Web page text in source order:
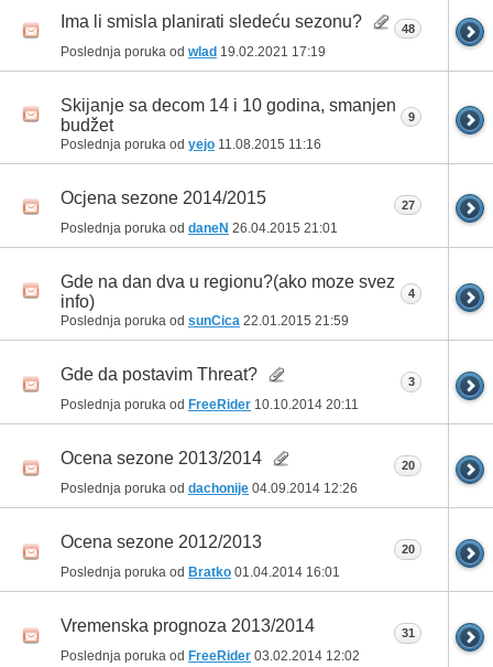
Ima li smisla planirati sledeću sezonu?
Poslednja poruka od wlad 19.02.2021 17:19
48
Skijanje sa decom 14 i 10 godina, smanjen
budžet
Poslednja poruka od yejo 11.08.2015 11:16
9
Ocjena sezone 2014/2015
Poslednja poruka od daneN 26.04.2015 21:01
27
Gde na dan dva u regionu?(ako moze svez
info)
Poslednja poruka od sunCica 22.01.2015 21:59
4
Gde da postavim Threat?
Poslednja poruka od FreeRider 10.10.2014 20:11
3
Ocena sezone 2013/2014
Poslednja poruka od dachonije 04.09.2014 12:26
20
Ocena sezone 2012/2013
Poslednja poruka od Bratko 01.04.2014 16:01
20
Vremenska prognoza 2013/2014
Poslednja poruka od FreeRider 03.02.2014 12:02
31